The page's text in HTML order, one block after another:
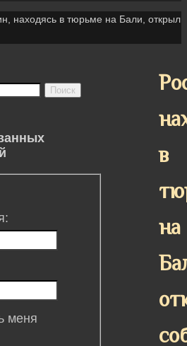
находясь в тюрьме на Бали, открыл
в
на
Поиск
меня